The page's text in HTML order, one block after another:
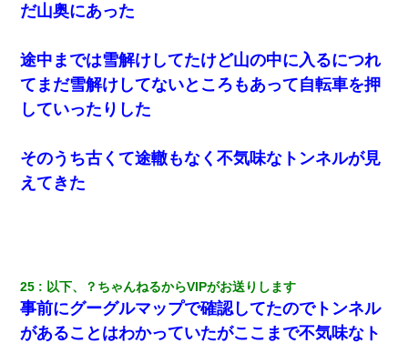
だ山奥にあった
途中までは雪解けしてたけど山の中に入るにつれ
てまだ雪解けしてないところもあって自転車を押
していったりした
そのうち古くて途轍もなく不気味なトンネルが見
えてきた
25 以下、？ちゃんねるからVIPがお送りします
事前にグーグルマップで確認してたのでトンネル
があることはわかっていたがここまで不気味なト